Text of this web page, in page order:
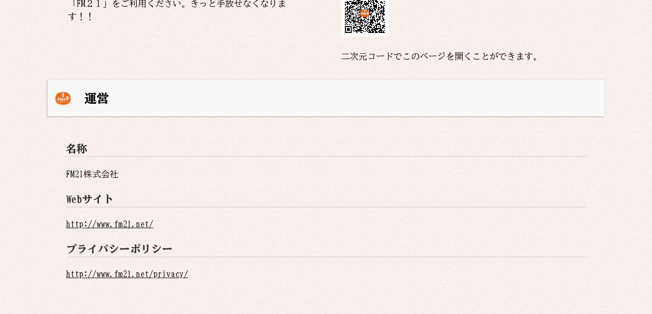
「FM２１」をご利用ください。きっと手放せなくなりま
す！！
二次元コードでこのページを開くことができます。
運営
名称
FM21株式会社
Webサイト
http://www.fm21.net/
プライバシーポリシー
http://www.fm21.net/privacy/